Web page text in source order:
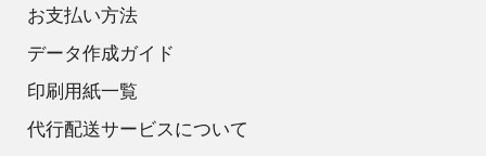
お支払い方法
データ作成ガイド
印刷用紙一覧
代行配送サービスについて